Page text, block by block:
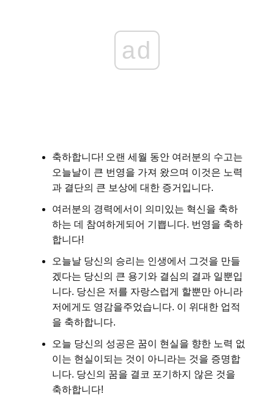
ad
축하합니다! 오랜 세월 동안 여러분의 수고는
오늘날이 큰 번영을 가져 왔으며 이것은 노력
과 결단의 큰 보상에 대한 증거입니다.
여러분의 경력에서이 의미있는 혁신을 축하
하는 데 참여하게되어 기쁩니다. 번영을 축하
합니다!
오늘날 당신의 승리는 인생에서 그것을 만들
겠다는 당신의 큰 용기와 결심의 결과 일뿐입
니다. 당신은 저를 자랑스럽게 할뿐만 아니라
저에게도 영감을주었습니다. 이 위대한 업적
을 축하합니다.
오늘 당신의 성공은 꿈이 현실을 향한 노력 없
이는 현실이되는 것이 아니라는 것을 증명합
니다. 당신의 꿈을 결코 포기하지 않은 것을
축하합니다!